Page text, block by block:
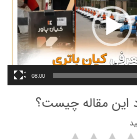
08:00
این مقاله چیست؟